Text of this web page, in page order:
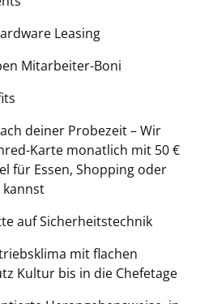
Leasing
Mitarbeiter-Boni
deiner Probezeit – Wir
Karte monatlich mit 50 €
für Essen, Shopping oder
auf Sicherheitstechnik
mit flachen
Kultur bis in die Chefetage